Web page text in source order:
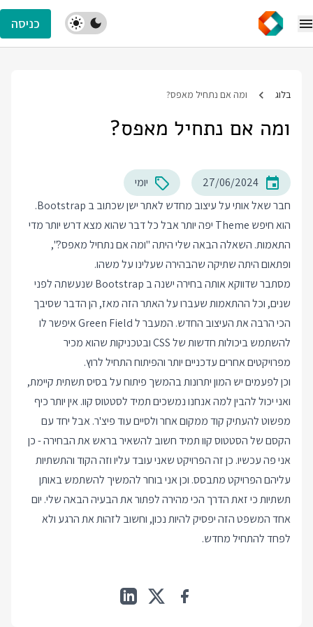
כניסה
בלוג ומה אם נתחיל מאפס?
ומה אם נתחיל מאפס?
27/06/2024
יומי
חבר שאל אותי על עיצוב מחדש לאתר ישן שכתוב ב Bootstrap.
הוא חיפש Theme יפה יותר אבל כל דבר שהוא מצא דרש יותר מדי
התאמות. השאלה הבאה שלי היתה "ומה אם נתחיל מאפס?",
ופתאום היתה שתיקה שהבהירה שעלינו על משהו.
מסתבר שדווקא אותה בחירה ישנה ב Bootstrap שנעשתה לפני
שנים, וכל ההתאמות שעברו על האתר הזה מאז, הן הדבר שסיבך
הכי הרבה את העיצוב החדש. המעבר ל Green Field איפשר לו
להשתמש ביכולות חדשות של CSS ובטכניקות שהוא מכיר
מפרויקטים אחרים עדכניים יותר והפיתוח התחיל לרוץ.
וכן לפעמים יש המון יתרונות בהמשך פיתוח על בסיס תשתית קיימת,
ואני יכול להבין למה אנחנו נמשכים תמיד לסטטוס קוו. אין יותר כיף
מפשוט להעתיק קוד ממקום אחר ולסיים עוד פיצ'ר. אבל יחד עם
הקסם של הסטטוס קוו תמיד חשוב להשאיר בראש את הבחירה - כן
אני פה עכשיו. כן זה הפרויקט שאני עובד עליו וזה הקוד והתשתיות
עליהם הפרויקט מתבסס. וכן אני בוחר להמשיך להשתמש באותן
תשתיות כי זאת הדרך הכי מהירה לפתור את הבעיה הבאה שלי. יום
אחד המשפט הזה יפסיק להיות נכון, וחשוב לזהות את הרגע ולא
לפחד להתחיל מחדש.